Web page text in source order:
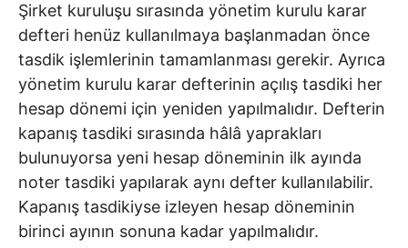
Şirket kuruluşu sırasında yönetim kurulu karar
defteri henüz kullanılmaya başlanmadan önce
tasdik işlemlerinin tamamlanması gerekir. Ayrıca
yönetim kurulu karar defterinin açılış tasdiki her
hesap dönemi için yeniden yapılmalıdır. Defterin
kapanış tasdiki sırasında hâlâ yaprakları
bulunuyorsa yeni hesap döneminin ilk ayında
noter tasdiki yapılarak aynı defter kullanılabilir.
Kapanış tasdikiyse izleyen hesap döneminin
birinci ayının sonuna kadar yapılmalıdır.